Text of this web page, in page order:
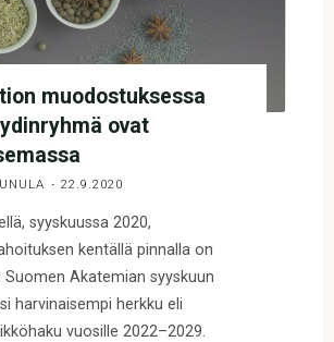
muodostuksessa
ovat
22.9.2020
syyskuussa 2020,
kentällä pinnalla on
Suomen Akatemian syyskuun
harvinaisempi herkku eli
vuosille 2022–2029.